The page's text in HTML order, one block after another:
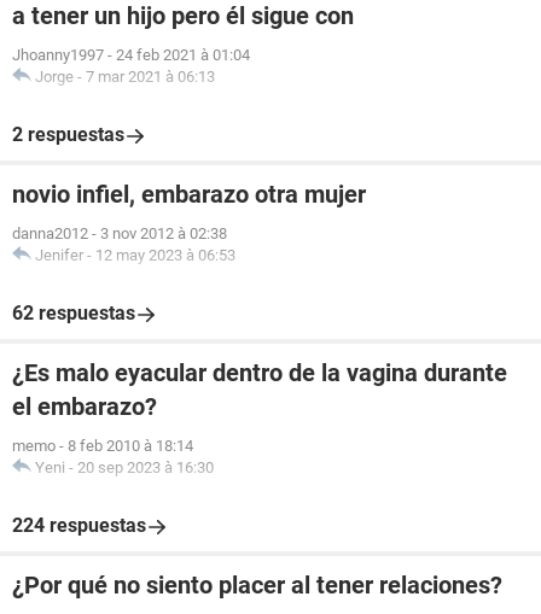
a tener un hijo pero él sigue con
Jhoanny1997 - 24 feb 2021 à 01:04
Jorge - 7 mar 2021 à 06:13
2 respuestas
novio infiel, embarazo otra mujer
danna2012 - 3 nov 2012 à 02:38
Jenifer - 12 may 2023 à 06:53
62 respuestas
¿Es malo eyacular dentro de la vagina durante
el embarazo?
memo - 8 feb 2010 à 18:14
Yeni - 20 sep 2023 à 16:30
224 respuestas
¿Por qué no siento placer al tener relaciones?